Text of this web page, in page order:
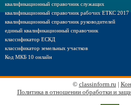
квалификационный справочник служащих
квалификационный справочник рабочих ЕТКС 2017
квалификационный справочник руководителей
единый квалификационный справочник
классификатор ЕСКД
классификатор земельных участков
Код МКБ 10 онлайн
© classinform.ru |
Политика в отношении обработки и